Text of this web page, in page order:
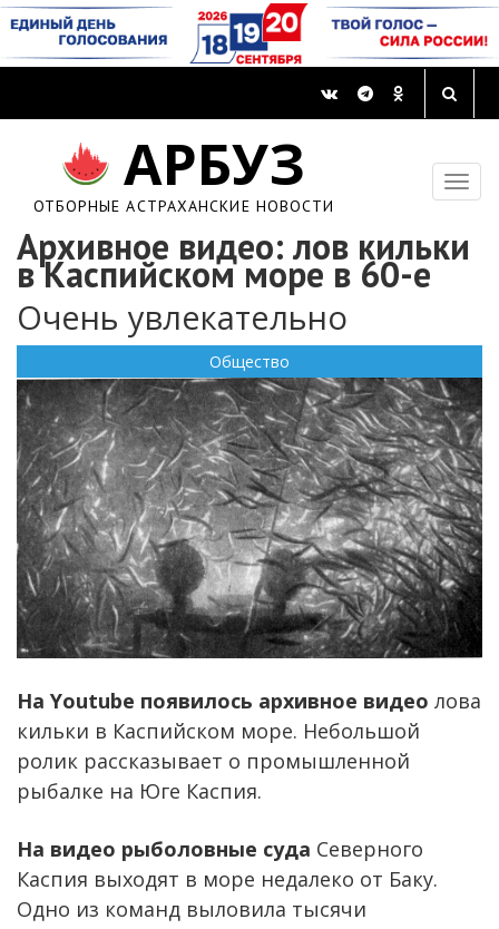
АРБУЗ
ОТБОРНЫЕ АСТРАХАНСКИЕ НОВОСТИ
Архивное видео: лов кильки
в Каспийском море в 60-е
Очень увлекательно
Общество
На Youtube появилось архивное видео лова
кильки в Каспийском море. Небольшой
ролик рассказывает о промышленной
рыбалке на Юге Каспия.
На видео рыболовные суда Северного
Каспия выходят в море недалеко от Баку.
Одно из команд выловила тысячи